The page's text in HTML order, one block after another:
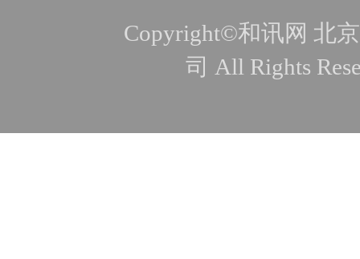
Copyright©和讯网 北
司 All Rights